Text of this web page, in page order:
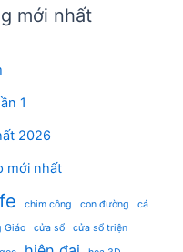
mới nhất
1
2026
mới nhất
chim công con đường
cá
Giáo cửa sổ cửa sổ triện